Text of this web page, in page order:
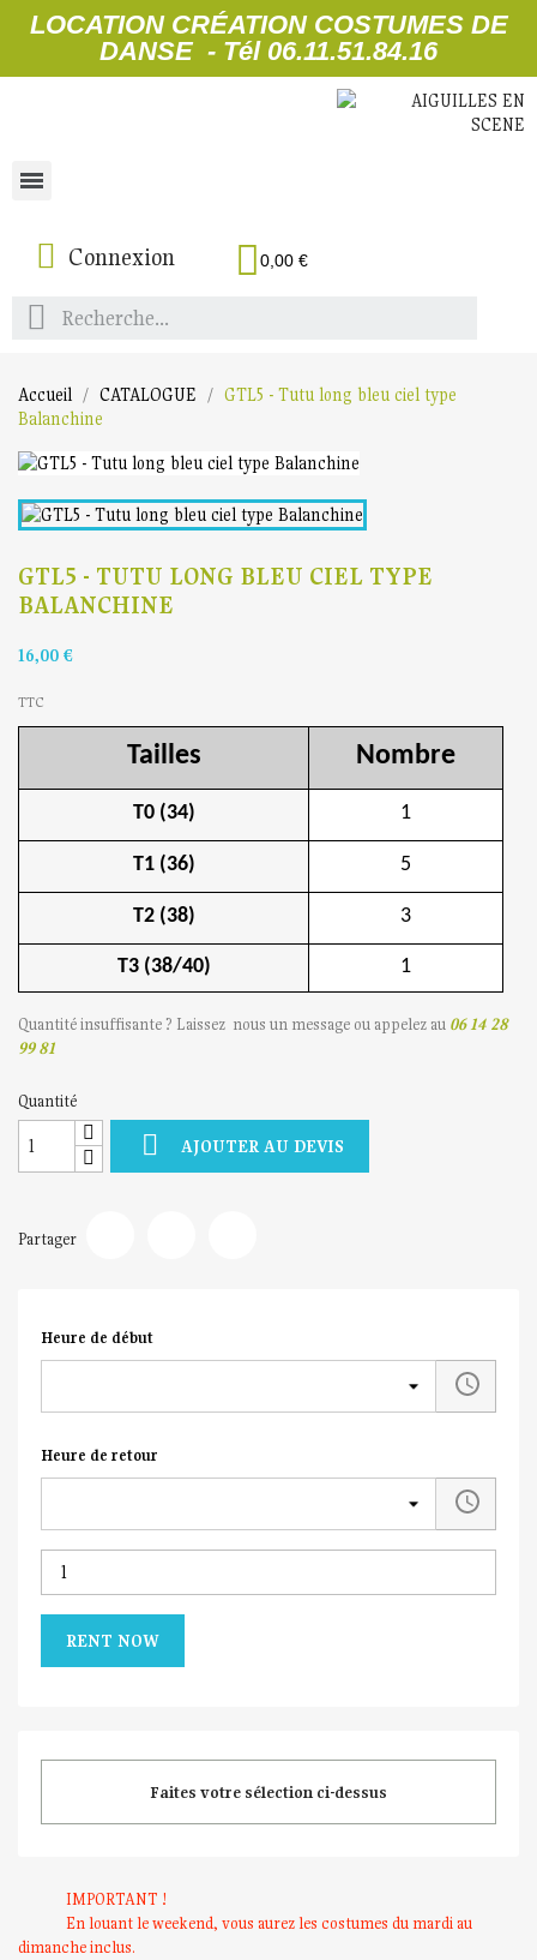
LOCATION CRÉATION COSTUMES DE
DANSE - Tél 06.11.51.84.16
Connexion 0,00 €
Accueil CATALOGUE
GTL5 - Tutu long bleu ciel type
Balanchine
GTL5 - TUTU LONG BLEU CIEL TYPE
BALANCHINE
16,00 €
TTC
Tailles Nombre
T0 (34) 1
T1 (36) 5
T2 (38) 3
T3 (38/40) 1
Quantité insuffisante ? Laissez nous un message ou appelez au 06 14 28
99 81
Quantité
 AJOUTER AU DEVIS
Partager
Heure de début
Heure de retour
RENT NOW
Faites votre sélection ci-dessus
IMPORTANT !
En louant le weekend, vous aurez les costumes du mardi au
dimanche inclus.